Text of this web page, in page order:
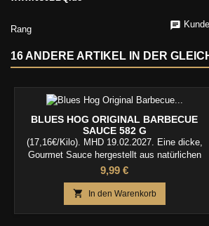
Rang
16 ANDERE ARTIKEL IN DER
BLUES HOG ORIGINAL BARBECUE
SAUCE 582 G
(17,16€/Kilo). MHD 19.02.2027. Eine dicke,
Gourmet Sauce hergestellt aus natürlichen
Zutaten Ausgezeichnet auf Schweinefleisch,
mit Hackfleisch, Gemüse. Großartig für
grillen, smoking, und backen
Preis
9,99 €
 In den Warenkorb